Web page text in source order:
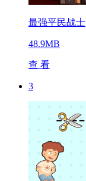
最强平民战士
48.9MB
查 看
3